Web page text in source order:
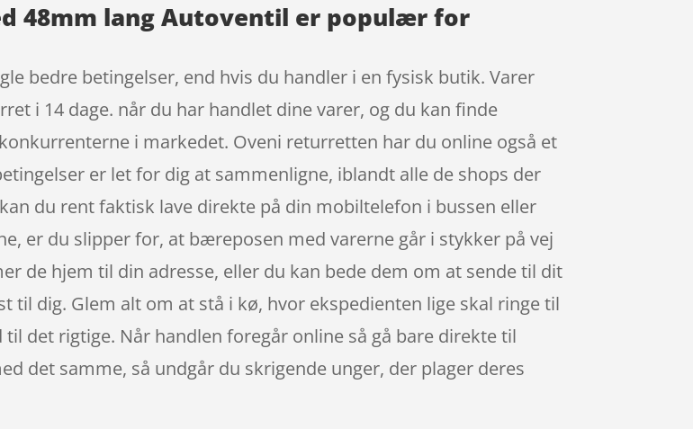
48mm lang Autoventil er populær for
bedre betingelser, end hvis du handler i en fysisk butik. Varer
i 14 dage. når du har handlet dine varer, og du kan finde
i markedet. Oveni returretten har du online også et
er let for dig at sammenligne, iblandt alle de shops der
du rent faktisk lave direkte på din mobiltelefon i bussen eller
er du slipper for, at bæreposen med varerne går i stykker på vej
de hjem til din adresse, eller du kan bede dem om at sende til dit
til dig. Glem alt om at stå i kø, hvor ekspedienten lige skal ringe til
det rigtige. Når handlen foregår online så gå bare direkte til
det samme, så undgår du skrigende unger, der plager deres